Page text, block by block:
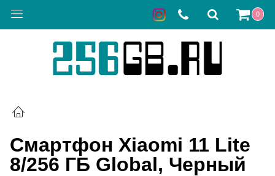
0
Смартфон Xiaomi 11 Lite
8/256 ГБ Global, Черный